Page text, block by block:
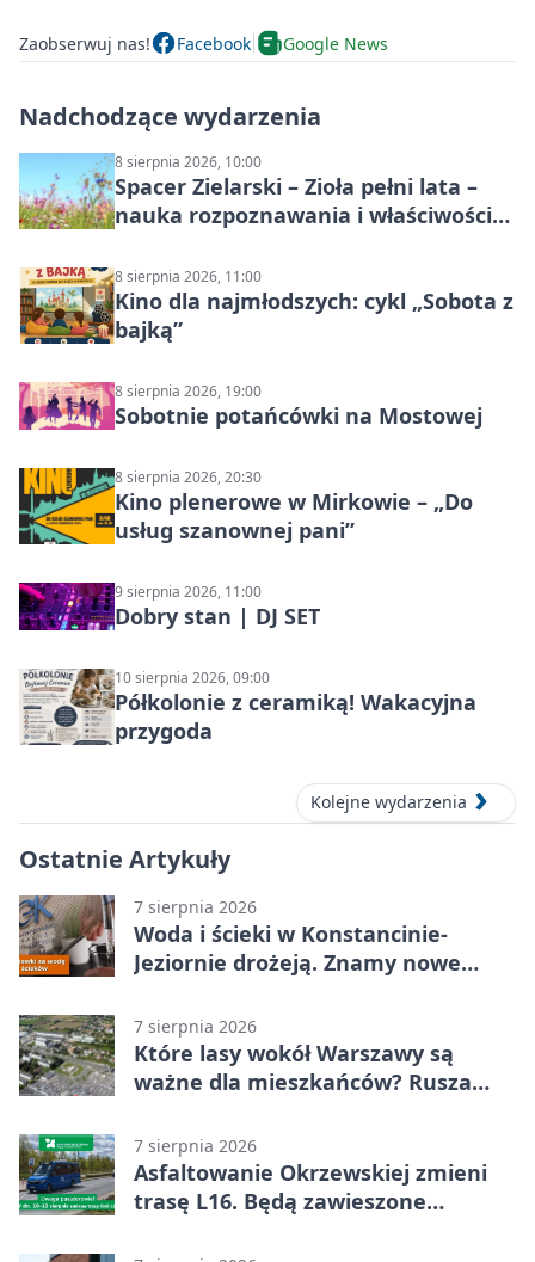
Zaobserwuj nas! Facebook Google News
Nadchodzące wydarzenia
8 sierpnia 2026, 10:00
Spacer Zielarski – Zioła pełni lata –
nauka rozpoznawania i właściwości
8 sierpnia 2026, 11:00
Kino dla najmłodszych: cykl „Sobota z
bajką”
8 sierpnia 2026, 19:00
Sobotnie potańcówki na Mostowej
8 sierpnia 2026, 20:30
Kino plenerowe w Mirkowie – „Do
usług szanownej pani”
9 sierpnia 2026, 11:00
Dobry stan | DJ SET
10 sierpnia 2026, 09:00
Półkolonie z ceramiką! Wakacyjna
przygoda
Kolejne wydarzenia
Ostatnie Artykuły
7 sierpnia 2026
Woda i ścieki w Konstancinie-
Jeziornie drożeją. Znamy nowe
7 sierpnia 2026
Które lasy wokół Warszawy są
ważne dla mieszkańców? Rusza
7 sierpnia 2026
Asfaltowanie Okrzewskiej zmieni
trasę L16. Będą zawieszone